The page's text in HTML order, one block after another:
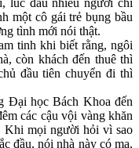
một cô gái trẻ bụng bầu
tình mới nói thật.
tinh khi biết rằng, ngôi
còn khách đến thuê thì
đầu tiên chuyển đi thì
Đại học Bách Khoa đến
các cậu vội vàng khăn
Khi mọi người hỏi vì sao
đầu, nói nhà này có ma,